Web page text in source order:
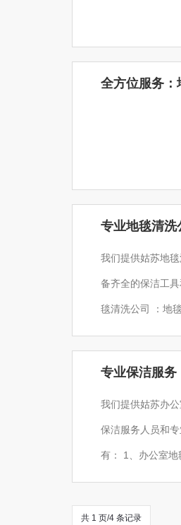
全方位服务：
专业地毯清洗
我们提供姑苏地
备齐全的保洁工
毯清洗公司 ：地
毯清洗、地毯清
专业保洁服务
我们提供姑苏办
保洁服务人员和
有： 1、办公室地
毯清洗、地毯清
洗、区地毯清洗
共 1 页/4 条记录